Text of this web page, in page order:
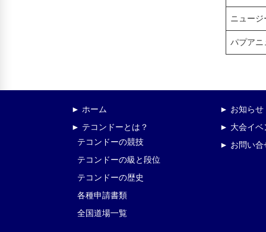
ニュージ
パプアニ
► ホーム
► テコンドーとは？
テコンドーの競技
テコンドーの級と段位
テコンドーの歴史
各種申請書類
全国道場一覧
► お知らせ
► 大会イベ
► お問い合